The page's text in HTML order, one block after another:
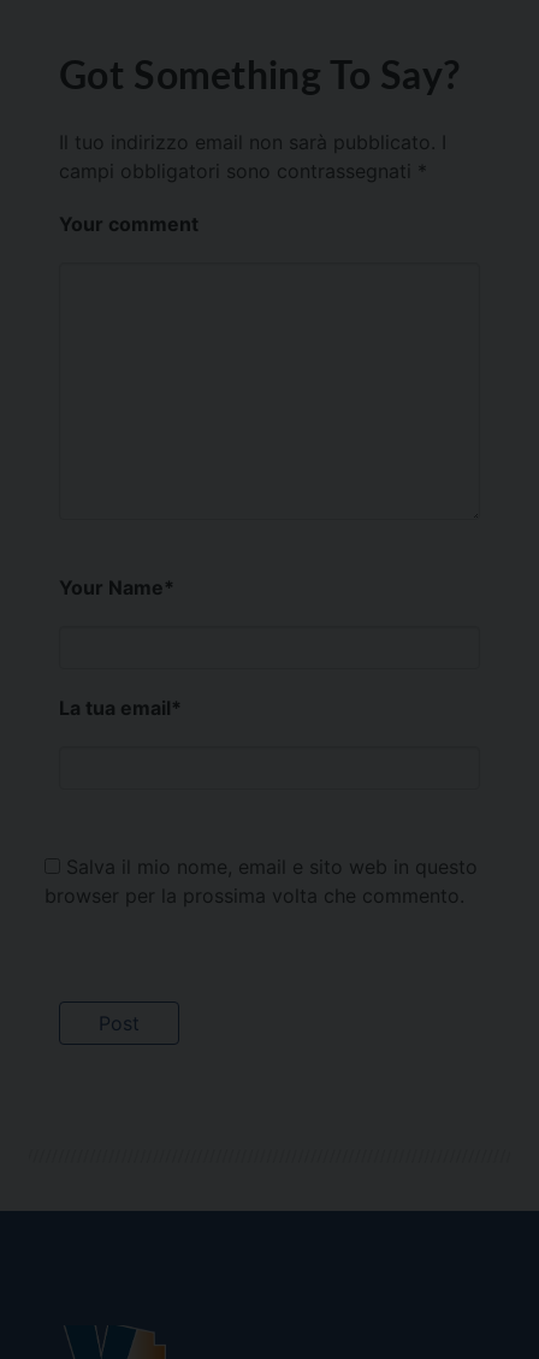
Got Something To Say?
Il tuo indirizzo email non sarà pubblicato.
campi obbligatori sono contrassegnati *
Your comment
Your Name*
La tua email*
Salva il mio nome, email e sito web in questo
browser per la prossima volta che commento.